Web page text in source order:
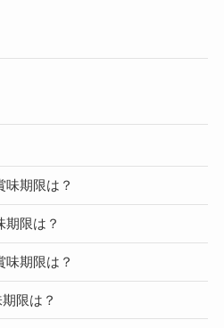
味期限は？
期限は？
味期限は？
限は？